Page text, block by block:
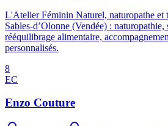
L'Atelier Féminin Naturel, naturopathe et
Sables‑d’Olonne (Vendée) : naturopathie,
rééquilibrage alimentaire,
personnalisés.
8
EC
Enzo Couture